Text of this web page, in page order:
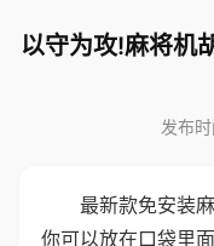
以守为攻!麻将机
发布
最新款免安装
你可以放在口袋里